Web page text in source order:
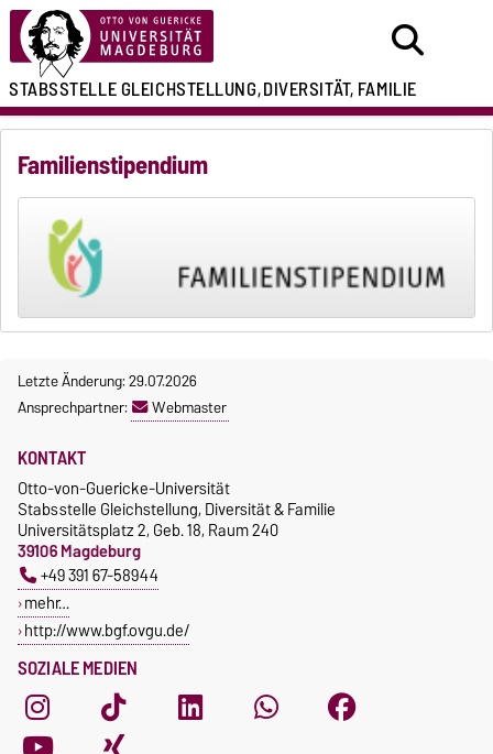
STABSSTELLEGLEICHSTELLUNG,DIVERSITÄT, FAMILIE
Familienstipendium
Letzte Änderung: 29.07.2026
Ansprechpartner:
Webmaster
SOZIALE MEDIEN
KONTAKT
Otto-von-Guericke-Universität
Stabsstelle Gleichstellung, Diversität & Familie
Universitätsplatz 2, Geb. 18, Raum 240
39106 Magdeburg
+49 391 67-58944
mehr…
http://www.bgf.ovgu.de/